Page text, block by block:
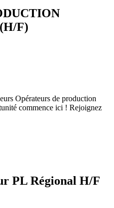
F)
Opérateurs de production
commence ici ! Rejoignez
PL Régional H/F